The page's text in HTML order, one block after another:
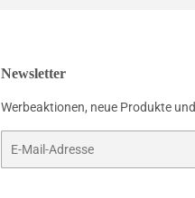
Newsletter
Werbeaktionen, neue Produkte